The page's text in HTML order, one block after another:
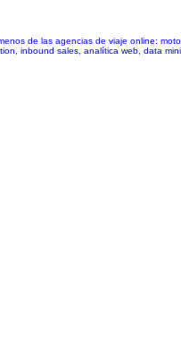
de las agencias de viaje online:
inbound sales, analítica web, data